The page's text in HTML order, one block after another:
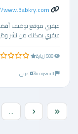
www.3abkry.com//
عبقري موقع توظيف أفضل
عبقري يمكنك من نشر وظيفتك
0.0 من 5 نجوم
السعودية
عربي